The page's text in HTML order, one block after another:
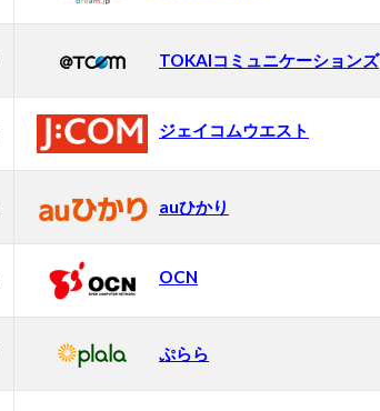
TOKAIコミュニケーションズ
ジェイコムウエスト
auひかり
OCN
ぷらら